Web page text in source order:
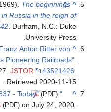
^
The beginnings
Russia in the reign of
. Durham, N.C.: Duke
University Press.
^
Anton Ritter von
Pioneering Railroads".
JSTOR 43521426.
Retrieved2020-11-15
.
^
"A Company History1837 - Today"
(PDF) .
(PDF) on July 24, 2020